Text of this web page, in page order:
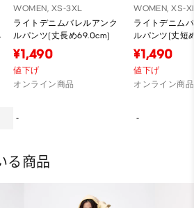
WOMEN, XS-3XL
ライトデニムバレルアンク
ルパンツ(丈長め69.0cm)
¥1,490
値下げ
オンライン商品
-
WOMEN, XS-
ライトデニム
ルパンツ(丈短
¥1,490
値下げ
オンライン商品
-
る商品